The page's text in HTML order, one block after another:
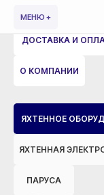
МЕНЮ +
ЯХТЕННОЕ
ЯХТЕННАЯ
ПАРУСА
ДОСТАВКА И
О КОМПАНИИ